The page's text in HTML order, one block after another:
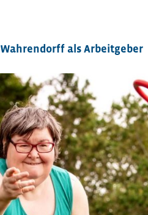
Wahrendorff als Arbeitgeber